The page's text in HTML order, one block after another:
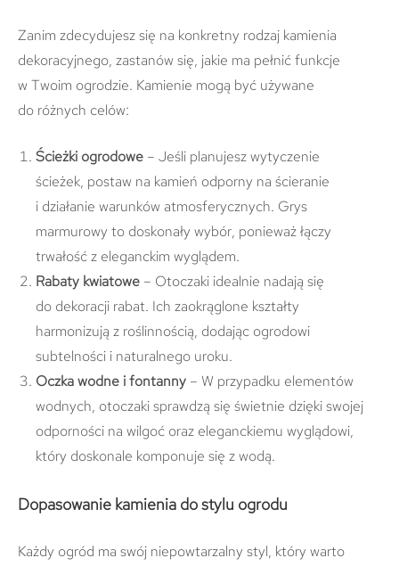
Zanim zdecydujesz się na konkretny rodzaj kamienia
dekoracyjnego, zastanów się, jakie ma pełnić funkcje
w Twoim ogrodzie. Kamienie mogą być używane
do różnych celów:
Ścieżki ogrodowe – Jeśli planujesz wytyczenie
ścieżek, postaw na kamień odporny na ścieranie
i działanie warunków atmosferycznych. Grys
marmurowy to doskonały wybór, ponieważ łączy
trwałość z eleganckim wyglądem.
Rabaty kwiatowe – Otoczaki idealnie nadają się
do dekoracji rabat. Ich zaokrąglone kształty
harmonizują z roślinnością, dodając ogrodowi
subtelności i naturalnego uroku.
Oczka wodne i fontanny – W przypadku elementów
wodnych, otoczaki sprawdzą się świetnie dzięki swojej
odporności na wilgoć oraz eleganckiemu wyglądowi,
który doskonale komponuje się z wodą.
Dopasowanie kamienia do stylu ogrodu
Każdy ogród ma swój niepowtarzalny styl, który warto